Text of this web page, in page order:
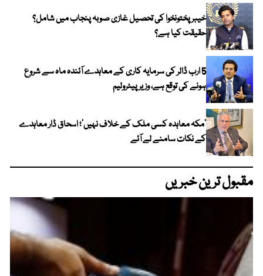
خیبر پختونخوا کی تحصیل غازی صوبہ پنجاب میں شامل؟
حقیقت کیا ہے؟
5 ارب ڈالر کی سرمایہ کاری کے معاہدے آئندہ ماہ سے شروع
ہونے کی توقع ہے، وزیر پیٹرولیم
‘مکہ معاہدہ کسی ملک کے خلاف نہیں’؛ اسحاق ڈار معاہدے
کے نکات سامنے لے آئے
مقبول ترین خبریں